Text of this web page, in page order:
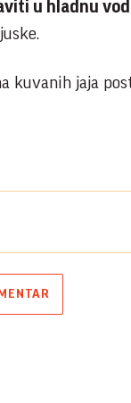
u hladnu
kuvanih jaja